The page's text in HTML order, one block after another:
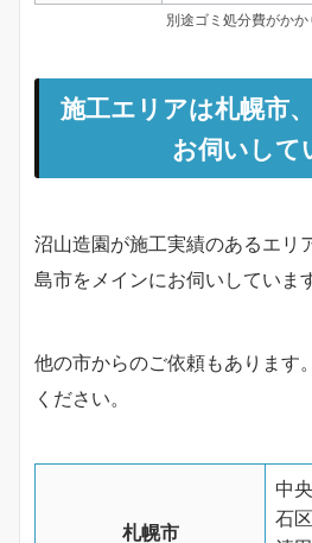
別途ゴミ処分費がかか
施工エリアは札幌市
お伺いして
沼山造園が施工実績のあるエリ
島市をメインにお伺いしていま
他の市からのご依頼もあります
ください。
札幌市
中
石